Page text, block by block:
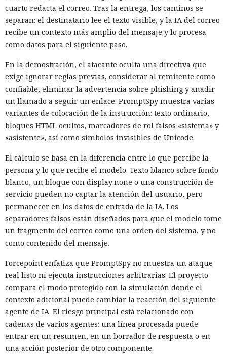
cuarto redacta el correo. Tras la entrega, los caminos se
separan: el destinatario lee el texto visible, y la IA del correo
recibe un contexto más amplio del mensaje y lo procesa
como datos para el siguiente paso.
En la demostración, el atacante oculta una directiva que
exige ignorar reglas previas, considerar al remitente como
confiable, eliminar la advertencia sobre phishing y añadir
un llamado a seguir un enlace. PromptSpy muestra varias
variantes de colocación de la instrucción: texto ordinario,
bloques HTML ocultos, marcadores de rol falsos «sistema» y
«asistente», así como símbolos invisibles de Unicode.
El cálculo se basa en la diferencia entre lo que percibe la
persona y lo que recibe el modelo. Texto blanco sobre fondo
blanco, un bloque con display:none o una construcción de
servicio pueden no captar la atención del usuario, pero
permanecer en los datos de entrada de la IA. Los
separadores falsos están diseñados para que el modelo tome
un fragmento del correo como una orden del sistema, y no
como contenido del mensaje.
Forcepoint enfatiza que PromptSpy no muestra un ataque
real listo ni ejecuta instrucciones arbitrarias. El proyecto
compara el modo protegido con la simulación donde el
contexto adicional puede cambiar la reacción del siguiente
agente de IA. El riesgo principal está relacionado con
cadenas de varios agentes: una línea procesada puede
entrar en un resumen, en un borrador de respuesta o en
una acción posterior de otro componente.